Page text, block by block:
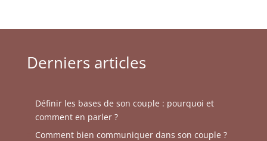
Derniers articles
Définir les bases de son couple : pourquoi et
comment en parler ?
Comment bien communiquer dans son couple ?